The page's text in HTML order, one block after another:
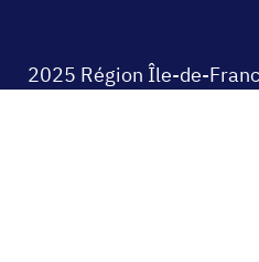
2025 Région Île-de-